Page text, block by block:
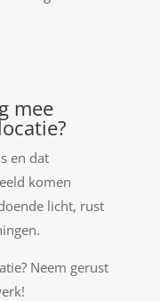
mee
en dat
komen
licht, rust
Neem gerust